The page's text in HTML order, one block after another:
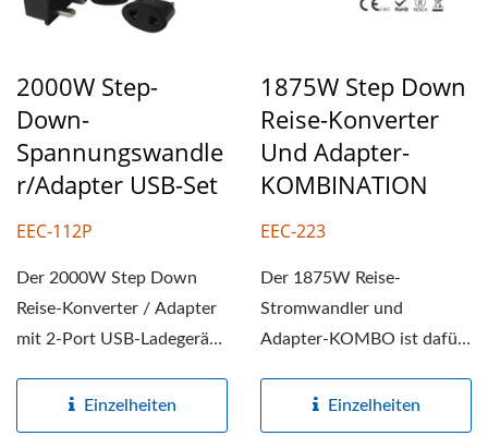
2000W Step-
Down-
Spannungswandle
R/Adapter USB-Set
EEC-112P
Der 2000W Step Down
Reise-Konverter / Adapter
mit 2-Port USB-Ladegerät
Einzelheiten
1875W Step Down
Reise-Konverter
Und Adapter-
KOMBINATION
EEC-223
Der 1875W Reise-
Stromwandler und
Adapter-KOMBO ist dafür
Strom von 220-240V...
Einzelheiten